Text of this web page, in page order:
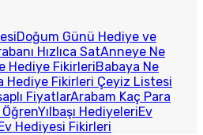
Doğum Günü Hediye ve
Hızlıca SatAnneye Ne
Hediye FikirleriBabaya Ne
Hediye Fikirleri Çeyiz Listesi
FiyatlarArabam Kaç Para
Yılbaşı HediyeleriEv
Hediyesi Fikirleri